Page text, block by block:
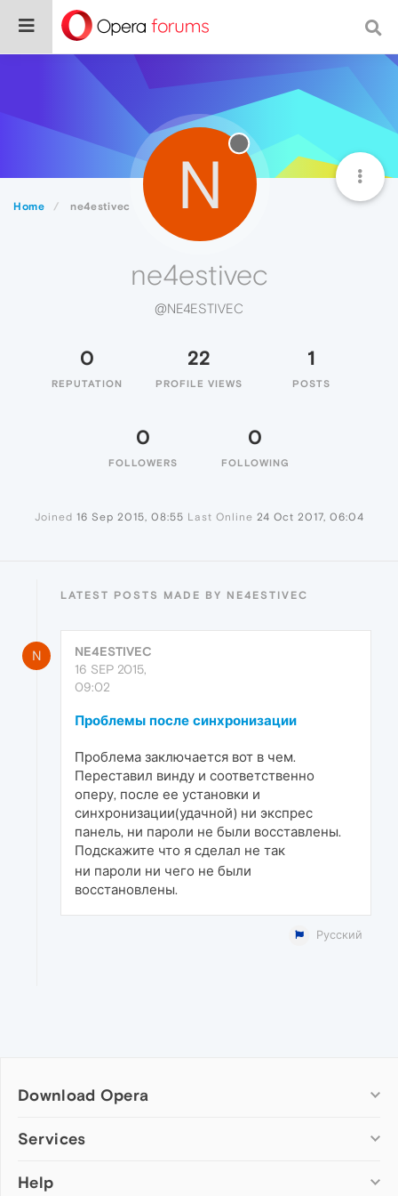
Home ne4estivec N
ne4estivec
@NE4ESTIVEC
0
REPUTATION
22
PROFILE VIEWS
1
POSTS
0
FOLLOWERS
0
FOLLOWING
Joined 16 Sep 2015, 08:55 Last Online 24 Oct 2017, 06:04
LATEST POSTS MADE BY NE4ESTIVEC
N
NE4ESTIVEC
16 SEP 2015,
09:02
Проблемы после синхронизации
Проблема заключается вот в чем.
Переставил винду и соответственно
оперу, после ее установки и
синхронизации(удачной) ни экспрес
панель, ни пароли не были восставлены.
Подскажите что я сделал не так
ни пароли ни чего не были
восстановлены.
Русский
Download Opera
Computer browsers
Opera for Mac
Services
Add-ons
Help